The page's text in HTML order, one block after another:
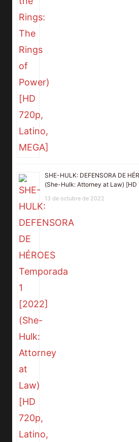
SHE-HULK: DEFENSORA DE
(She-Hulk: Attorney at Law) [HD
13 de octubre de 2022